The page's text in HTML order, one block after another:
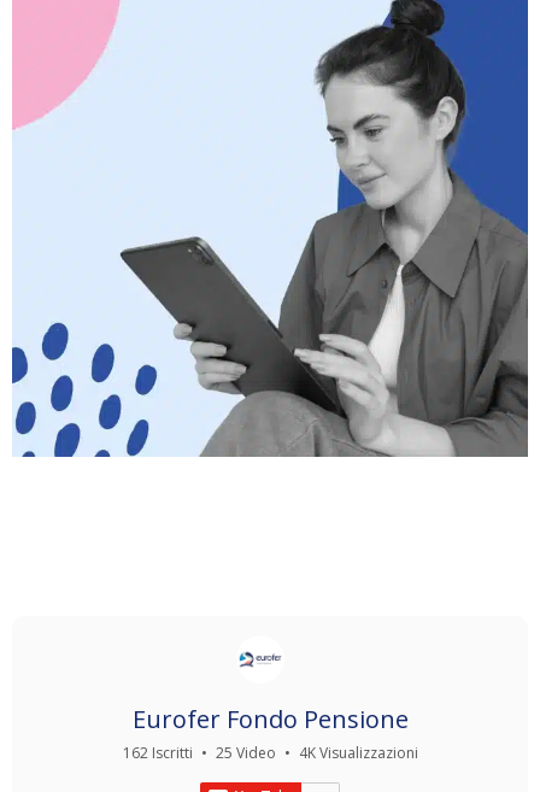
Eurofer Fondo Pensione
162 Iscritti • 25 Video • 4K Visualizzazioni